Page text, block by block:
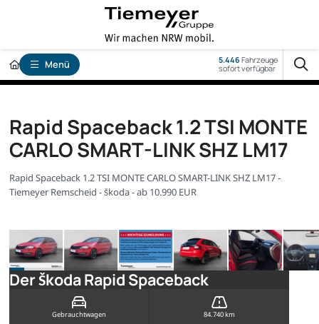
Menü 5.446Fahrzeuge
sofort verfügbar
Rapid Spaceback 1.2 TSI MONTE
CARLO SMART-LINK SHZ LM17
Rapid Spaceback 1.2 TSI MONTE CARLO SMART-LINK SHZ LM17 -
Tiemeyer Remscheid - Škoda - ab 10.990 EUR
Der Škoda Rapid Spaceback
Gebrauchtwagen 84.740 km